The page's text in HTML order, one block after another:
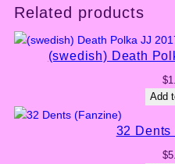
Related products
(swedish) Death
$
Add
32 Dents
$